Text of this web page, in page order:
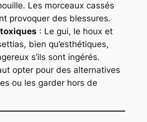
Les morceaux cassés
provoquer des blessures.
: Le gui, le houx et
bien qu’esthétiques,
s’ils sont ingérés.
opter pour des alternatives
ou les garder hors de